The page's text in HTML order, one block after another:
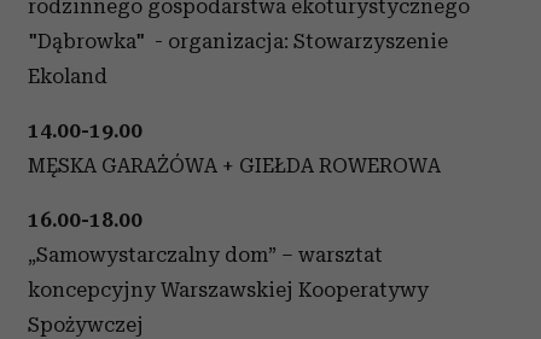
rodzinnego gospodarstwa ekoturystycznego
"Dąbrowka" - organizacja: Stowarzyszenie
Ekoland
14.00-19.00
MĘSKA GARAŻÓWA + GIEŁDA ROWEROWA
16.00-18.00
„Samowystarczalny dom” – warsztat
koncepcyjny Warszawskiej Kooperatywy
Spożywczej